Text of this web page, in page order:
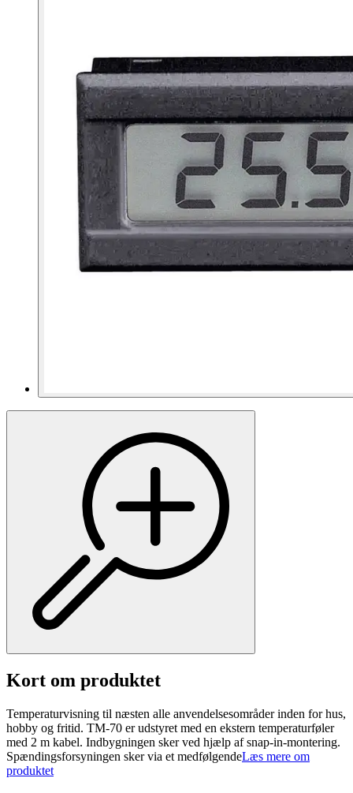
Kort om produktet
Temperaturvisning til næsten alle anvendelsesområder inden for hus,
hobby og fritid. TM-70 er udstyret med en ekstern temperaturføler
med 2 m kabel. Indbygningen sker ved hjælp af snap-in-montering.
Spændingsforsyningen sker via et medfølgendeLæs mere om
produktet